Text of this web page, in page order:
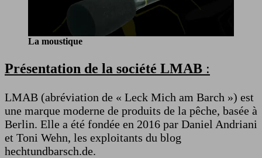
La moustique
Présentation de la société LMAB :
LMAB (abréviation de « Leck Mich am Barch ») est
une marque moderne de produits de la pêche, basée à
Berlin. Elle a été fondée en 2016 par Daniel Andriani
et Toni Wehn, les exploitants du blog
hechtundbarsch.de.